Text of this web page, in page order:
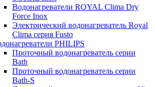
Водонагреватели ROYAL Clima Dry
Force Inox
Электрический водонагреватель Royal
Clima серия Fusto
PHILIPS
Проточный водонагреватель серии
Bath
Проточный водонагреватель серии
Bath-S